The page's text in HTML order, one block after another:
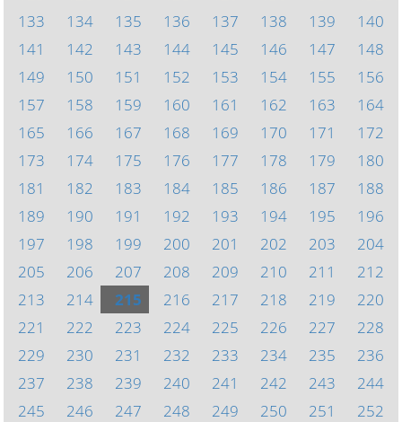
133
134 135 136 137 138 139
140
141
142 143 144 145 146 147
148
149
150 151 152 153 154 155
156
157
158 159 160 161 162 163
164
165
166 167 168 169 170 171
172
173
174 175 176 177 178 179
180
181
182 183 184 185 186 187
188
189
190 191 192 193 194 195
196
197
198 199 200 201 202 203
204
205
206 207 208 209 210 211
212
213
214 215 216 217 218 219
220
221
222 223 224 225 226 227
228
229
230 231 232 233 234 235
236
237
238 239 240 241 242 243
244
245
246 247 248 249 250 251
252